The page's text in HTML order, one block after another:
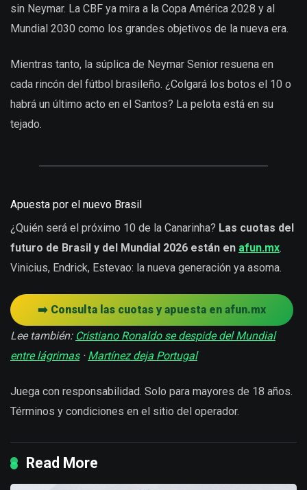
sin Neymar. La CBF ya mira a la Copa América 2028 y al
Mundial 2030 como los grandes objetivos de la nueva era.
Mientras tanto, la súplica de Neymar Senior resuena en
cada rincón del fútbol brasileño. ¿Colgará los botos el 10 o
habrá un último acto en el Santos? La pelota está en su
tejado.
Apuesta por el nuevo Brasil
¿Quién será el próximo 10 de la Canarinha? Las cuotas del
futuro de Brasil y del Mundial 2026 están en afun.mx.
Vinicius, Endrick, Estevao: la nueva generación ya asoma.
➡️ Consulta las cuotas y apuesta en afun.mx
Lee también: Cristiano Ronaldo se despide del Mundial
entre lágrimas· Martínez deja Portugal
Juega con responsabilidad. Solo para mayores de 18 años.
Términos y condiciones en el sitio del operador.
Read More